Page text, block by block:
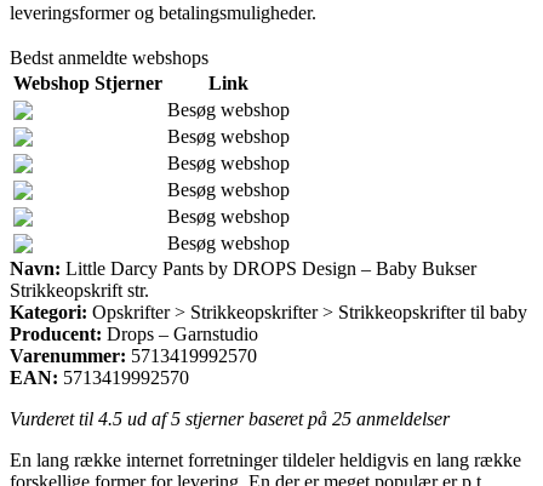
leveringsformer og betalingsmuligheder.
Bedst anmeldte webshops
Webshop Stjerner
Link
Besøg webshop
Besøg webshop
Besøg webshop
Besøg webshop
Besøg webshop
Besøg webshop
Navn: Little Darcy Pants by DROPS Design – Baby Bukser
Strikkeopskrift str.
Kategori: Opskrifter > Strikkeopskrifter > Strikkeopskrifter til baby
Producent: Drops – Garnstudio
Varenummer: 5713419992570
EAN: 5713419992570
Vurderet til 4.5 ud af 5 stjerner baseret på 25 anmeldelser
En lang række internet forretninger tildeler heldigvis en lang række
forskellige former for levering. En der er meget populær er p.t.